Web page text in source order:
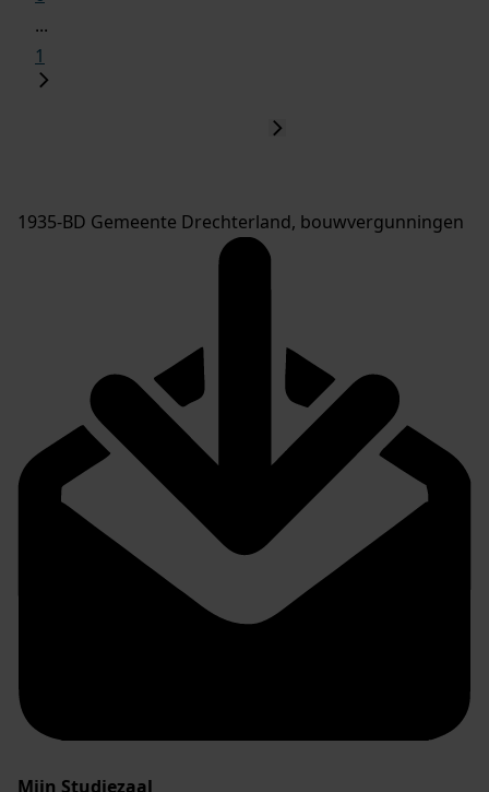
...
1
1935-BD Gemeente Drechterland, bouwvergunningen
Mijn Studiezaal